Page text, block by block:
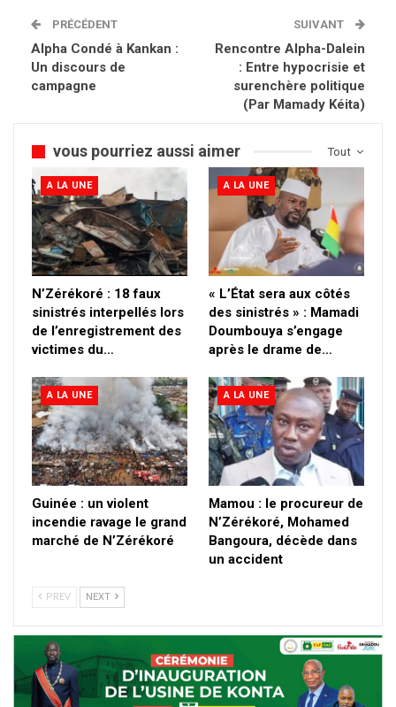
PRÉCÉDENT
Alpha Condé à Kankan :
Un discours de
campagne
SUIVANT
Rencontre Alpha-Dalein
: Entre hypocrisie et
surenchère politique
(Par Mamady Kéita)
Tout
vous pourriez aussi aimer
A LA UNE
N’Zérékoré : 18 faux
sinistrés interpellés lors
de l’enregistrement des
victimes du…
A LA UNE
« L’État sera aux côtés
des sinistrés » : Mamadi
Doumbouya s’engage
après le drame de…
A LA UNE
Guinée : un violent
incendie ravage le grand
marché de N’Zérékoré
A LA UNE
Mamou : le procureur de
N’Zérékoré, Mohamed
Bangoura, décède dans
un accident
PREV NEXT